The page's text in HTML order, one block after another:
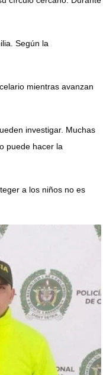
Según la
mientras avanzan
investigar. Muchas
puede hacer la
a los niños no es